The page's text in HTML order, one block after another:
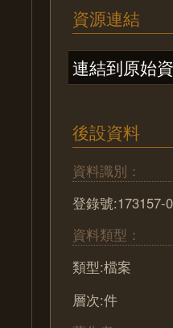
資源連結
連結到原始
後設資料
資料識別：
登錄號:173157-
資料類型：
類型:檔案
層次:件